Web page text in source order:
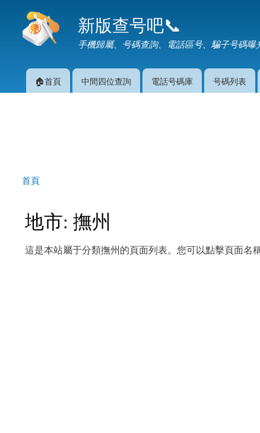
新版查号吧📞
手機歸屬、号碼查詢、電話區号、騙子号碼曝
主選單🏠首頁 中間四位查詢 電話号碼庫 号碼列表
您在這裡
首頁
地市: 撫州
這是本站屬于分類撫州的頁面列表。您可以點擊頁面名